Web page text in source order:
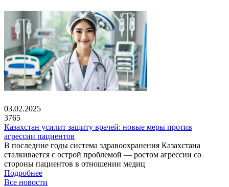
03.02.2025
3765
Казахстан усилит защиту врачей: новые меры против
агрессии пациентов
В последние годы система здравоохранения Казахстана
сталкивается с острой проблемой — ростом агрессии со
стороны пациентов в отношении медиц
Подробнее
Все новости